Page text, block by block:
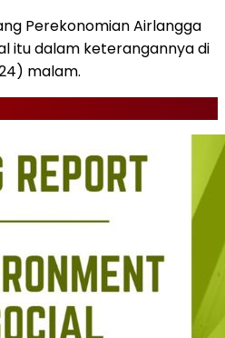
Perekonomian Airlangga
itu dalam keterangannya di
malam.